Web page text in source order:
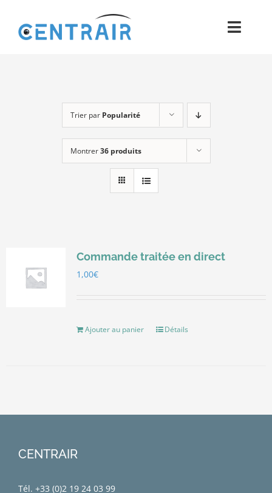
contenu
Moyens
Pièces
Process
Trier par Popularité
Montrer36 produits
Commande traitée en direct
1,00€
Ajouter au panier Détails
CENTRAIR
Tél. +33 (0)2 19 24 03 99